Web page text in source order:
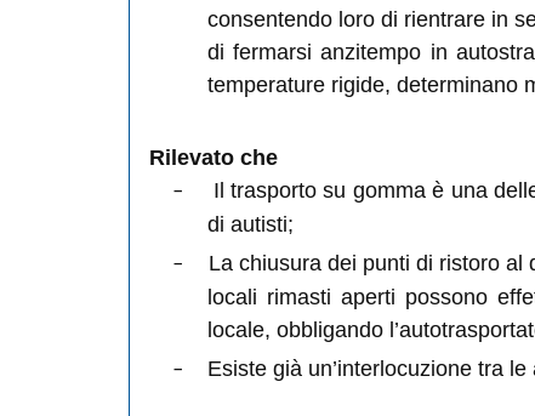
consentendo loro di rientrare in
di fermarsi anzitempo in
temperature rigide, determinano
Rilevato che
Il trasporto su gomma è una
di autisti;
La chiusura dei punti di ristoro
locali rimasti aperti possono
locale, obbligando
Esiste già un’interlocuzione tra